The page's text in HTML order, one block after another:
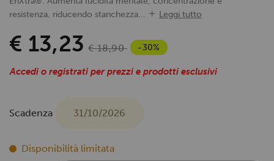
resistenza, riducendo stanchezza...
Leggi tutto
€ 13,23 € 18,90 -30%
Accedi o registrati per prezzi e prodotti esclusivi
Scadenza 31/10/2026
Disponibilità limitata